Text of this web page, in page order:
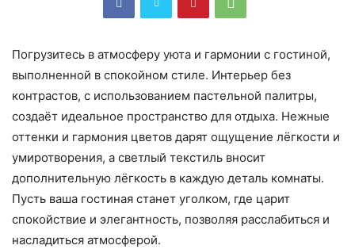
Погрузитесь в атмосферу уюта и гармонии с гостиной,
выполненной в спокойном стиле. Интерьер без
контрастов, с использованием пастельной палитры,
создаёт идеальное пространство для отдыха. Нежные
оттенки и гармония цветов дарят ощущение лёгкости и
умиротворения, а светлый текстиль вносит
дополнительную лёгкость в каждую деталь комнаты.
Пусть ваша гостиная станет уголком, где царит
спокойствие и элегантность, позволяя расслабиться и
насладиться атмосферой.